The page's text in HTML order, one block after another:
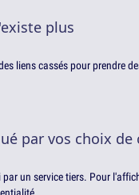
plus
liens cassés pour prendre
par vos choix de
un service tiers. Pour